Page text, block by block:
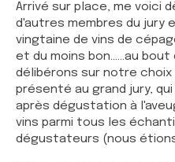
Arrivé sur place, me voici
d'autres membres du jury
vingtaine de vins de
et du moins bon......au
délibérons sur notre choix
présenté au grand jury,
après dégustation à
vins parmi tous les
dégustateurs (nous étions